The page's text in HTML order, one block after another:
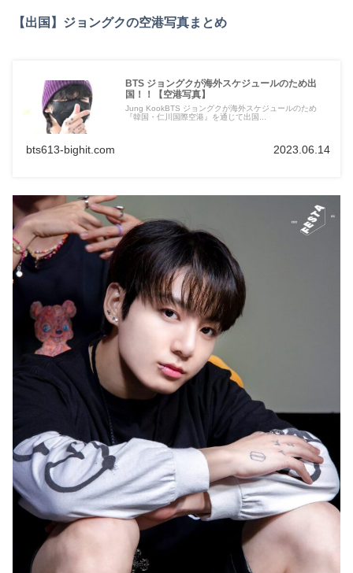
【出国】ジョングクの空港写真まとめ
BTS ジョングクが海外スケジュールのため出
国！！【空港写真】
Jung KookBTS ジョングクが海外スケジュールのため
『韓国・仁川国際空港』を通じて出国...
bts613-bighit.com 2023.06.14